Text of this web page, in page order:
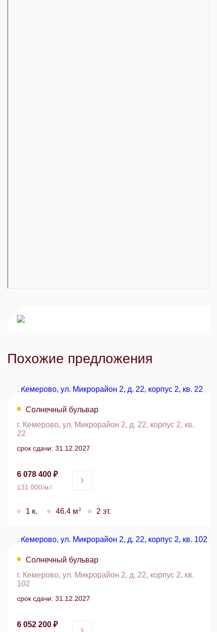
Похожие предложения
Солнечный бульвар
г. Кемерово, ул. Микрорайон 2, д. 22, корпус 2, кв.
22
срок сдачи: 31.12.2027
6 078 400 ₽
131 000/м2
1 к. 46.4 м2 2 эт.
Солнечный бульвар
г. Кемерово, ул. Микрорайон 2, д. 22, корпус 2, кв.
102
срок сдачи: 31.12.2027
6 052 200 ₽